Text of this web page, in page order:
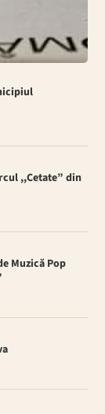
,,Cetate” din
Muzică Pop